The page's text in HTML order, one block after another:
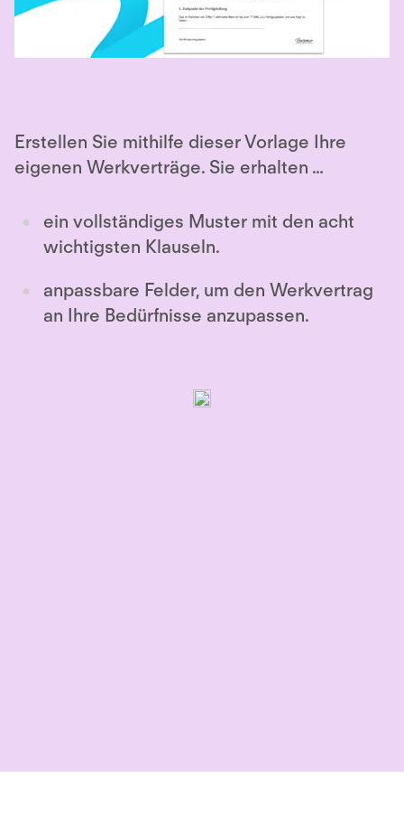
Erstellen Sie mithilfe dieser Vorlage Ihre
eigenen Werkverträge. Sie erhalten …
ein vollständiges Muster mit den acht
wichtigsten Klauseln.
anpassbare Felder, um den Werkvertrag
an Ihre Bedürfnisse anzupassen.